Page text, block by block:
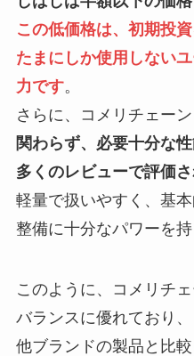
この低価格は、初期投
たまにしか使用しない
力です。
さらに、コメリチェーン
関わらず、必要十分な
多くのレビューで評価さ
軽量で扱いやすく、基
整備に十分なパワーを持
このように、コメリチ
バランスに優れており、
他ブランドの製品と比